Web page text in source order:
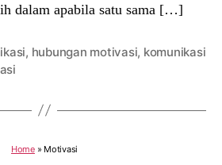
dalam apabila satu sama […]
, hubungan motivasi, komunikasi
Home» Motivasi